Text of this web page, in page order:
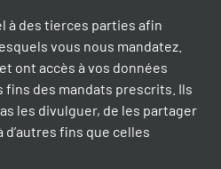
à des tierces parties afin
vous nous mandatez.
ont accès à vos données
fins des mandats prescrits. Ils
les divulguer, de les partager
d’autres fins que celles